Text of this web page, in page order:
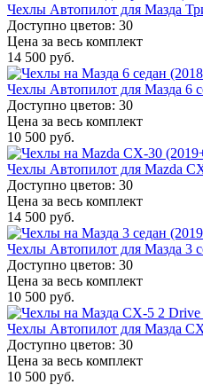
Чехлы Автопилот для Мазда
Доступно цветов: 30
Цена за весь комплект
14 500 руб.
Чехлы Автопилот для Мазда 6
Доступно цветов: 30
Цена за весь комплект
10 500 руб.
Чехлы Автопилот для Mazda
Доступно цветов: 30
Цена за весь комплект
14 500 руб.
Чехлы Автопилот для Мазда 3
Доступно цветов: 30
Цена за весь комплект
10 500 руб.
Чехлы Автопилот для Мазда
Доступно цветов: 30
Цена за весь комплект
10 500 руб.